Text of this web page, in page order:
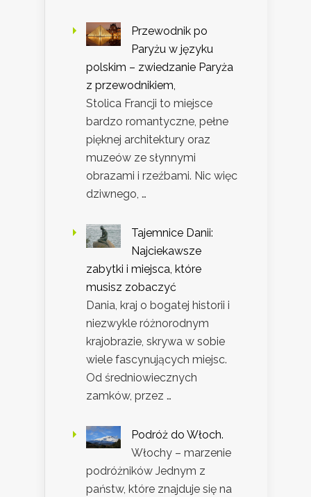
Przewodnik po
Paryżu w języku
polskim – zwiedzanie Paryża
z przewodnikiem,
Stolica Francji to miejsce
bardzo romantyczne, pełne
pięknej architektury oraz
muzeów ze słynnymi
obrazami i rzeźbami. Nic więc
dziwnego, …
Tajemnice Danii:
Najciekawsze
zabytki i miejsca, które
musisz zobaczyć
Dania, kraj o bogatej historii i
niezwykle różnorodnym
krajobrazie, skrywa w sobie
wiele fascynujących miejsc.
Od średniowiecznych
zamków, przez …
Podróż do Włoch.
Włochy – marzenie
podróżników Jednym z
państw, które znajduje się na